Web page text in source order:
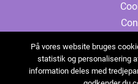
På vores website bruges
statistik og personalisering
information deles med